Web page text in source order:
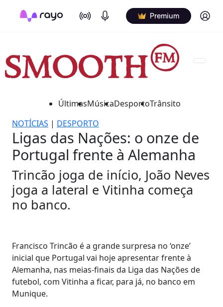
On Air Podcasts Premium Log in
ÚltimasMúsicaDesportoTrânsito
NOTÍCIAS | DESPORTO
Ligas das Nações: o onze de
Portugal frente à Alemanha
Trincão joga de início, João Neves
joga a lateral e Vitinha começa
no banco.
Francisco Trincão é a grande surpresa no ‘onze’
inicial que Portugal vai hoje apresentar frente à
Alemanha, nas meias-finais da Liga das Nações de
futebol, com Vitinha a ficar, para já, no banco em
Munique.